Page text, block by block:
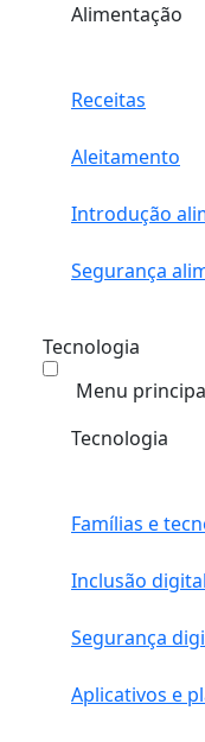
Alimentação
Receitas
Aleitamento
Introdução
Segurança
Tecnologia
Menu
Tecnologia
Famílias e
Inclusão digital
Segurança
Aplicativos e